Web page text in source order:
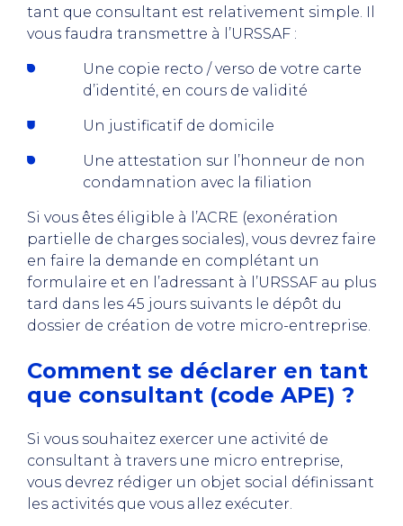
tant que consultant est relativement simple. Il
vous faudra transmettre à l’URSSAF :
Une copie recto / verso de votre carte
d’identité, en cours de validité
Un justificatif de domicile
Une attestation sur l’honneur de non
condamnation avec la filiation
Si vous êtes éligible à l’ACRE (exonération
partielle de charges sociales), vous devrez faire
en faire la demande en complétant un
formulaire et en l’adressant à l’URSSAF au plus
tard dans les 45 jours suivants le dépôt du
dossier de création de votre micro-entreprise.
Comment se déclarer en tant
que consultant (code APE) ?
Si vous souhaitez exercer une activité de
consultant à travers une micro entreprise,
vous devrez rédiger un objet social définissant
les activités que vous allez exécuter.